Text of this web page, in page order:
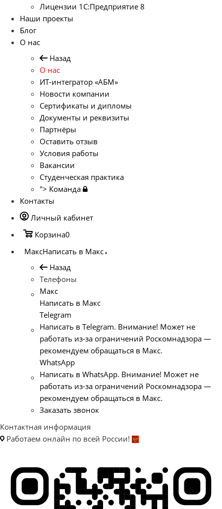
Лицензии 1C:Предприятие 8
Наши проекты
Блог
О нас
Назад
О нас
ИТ-интегратор «АБМ»
Новости компании
Сертификаты и дипломы
Документы и реквизиты
Партнёры
Оставить отзыв
Условия работы
Вакансии
Студенческая практика
"> Команда
Контакты
Личный кабинет
Корзина0
МаксНаписать в Макс
Назад
Телефоны
Макс
Написать в Макс
Telegram
Написать в Telegram. Внимание! Может не
работать из-за ограничений Роскомнадзора —
рекомендуем обращаться в Макс.
WhatsApp
Написать в WhatsApp. Внимание! Может не
работать из-за ограничений Роскомнадзора —
рекомендуем обращаться в Макс.
Заказать звонок
Контактная информация
Работаем онлайн по всей России!